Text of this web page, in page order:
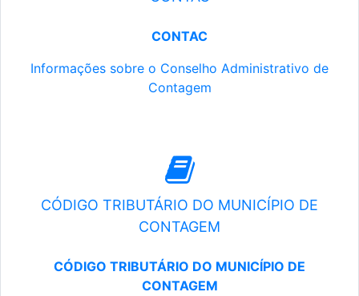
CONTAC
Informações sobre o Conselho Administrativo de
Contagem
CÓDIGO TRIBUTÁRIO DO MUNICÍPIO DE
CONTAGEM
CÓDIGO TRIBUTÁRIO DO MUNICÍPIO DE
CONTAGEM